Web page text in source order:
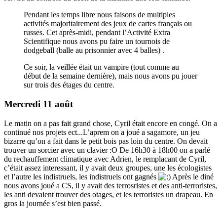
Pendant les temps libre nous faisons de multiples
activités majoritairement des jeux de cartes français ou
russes. Cet après-midi, pendant l’Activité Extra
Scientifique nous avons pu faire un tournois de
dodgeball (balle au prisonnier avec 4 balles) .
Ce soir, la veillée était un vampire (tout comme au
début de la semaine dernière), mais nous avons pu jouer
sur trois des étages du centre.
Mercredi 11 août
Le matin on a pas fait grand chose, Cyril était encore en congé. On a
continué nos projets ect...L’aprem on a joué a sagamore, un jeu
bizarre qu’on a fait dans le petit bois pas loin du centre. On devait
trouver un sorcier avec un clavier :O De 16h30 à 18h00 on a parlé
du rechauffement climatique avec Adrien, le remplacant de Cyril,
c’était assez interessant, il y avait deux groupes, une les écologistes
et l’autre les indistruels, les indistruels ont gagnés
Après le diné
nous avons joué a CS, il y avait des terrosristes et des anti-terroristes,
les anti devaient trouver des otages, et les terroristes un drapeau. En
gros la journée s’est bien passé.